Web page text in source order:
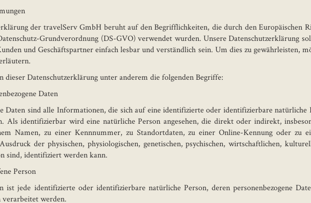
der travelServ GmbH beruht auf den Begrifflichkeiten, die durch den Europäischen
Grundverordnung (DS-GVO) verwendet wurden. Unsere Datenschutzerklärung
und Geschäftspartner einfach lesbar und verständlich sein. Um dies zu gewährleisten,
Datenschutzerklärung unter anderem die folgenden Begriffe:
Daten
Daten sind alle Informationen, die sich auf eine identifizierte oder identifizierbare natürliche
Als identifizierbar wird eine natürliche Person angesehen, die direkt oder indirekt,
Namen, zu einer Kennnummer, zu Standortdaten, zu einer Online-Kennung oder zu
der physischen, physiologischen, genetischen, psychischen, wirtschaftlichen,
sind, identifiziert werden kann.
Person
ist jede identifizierte oder identifizierbare natürliche Person, deren personenbezogene
werden.